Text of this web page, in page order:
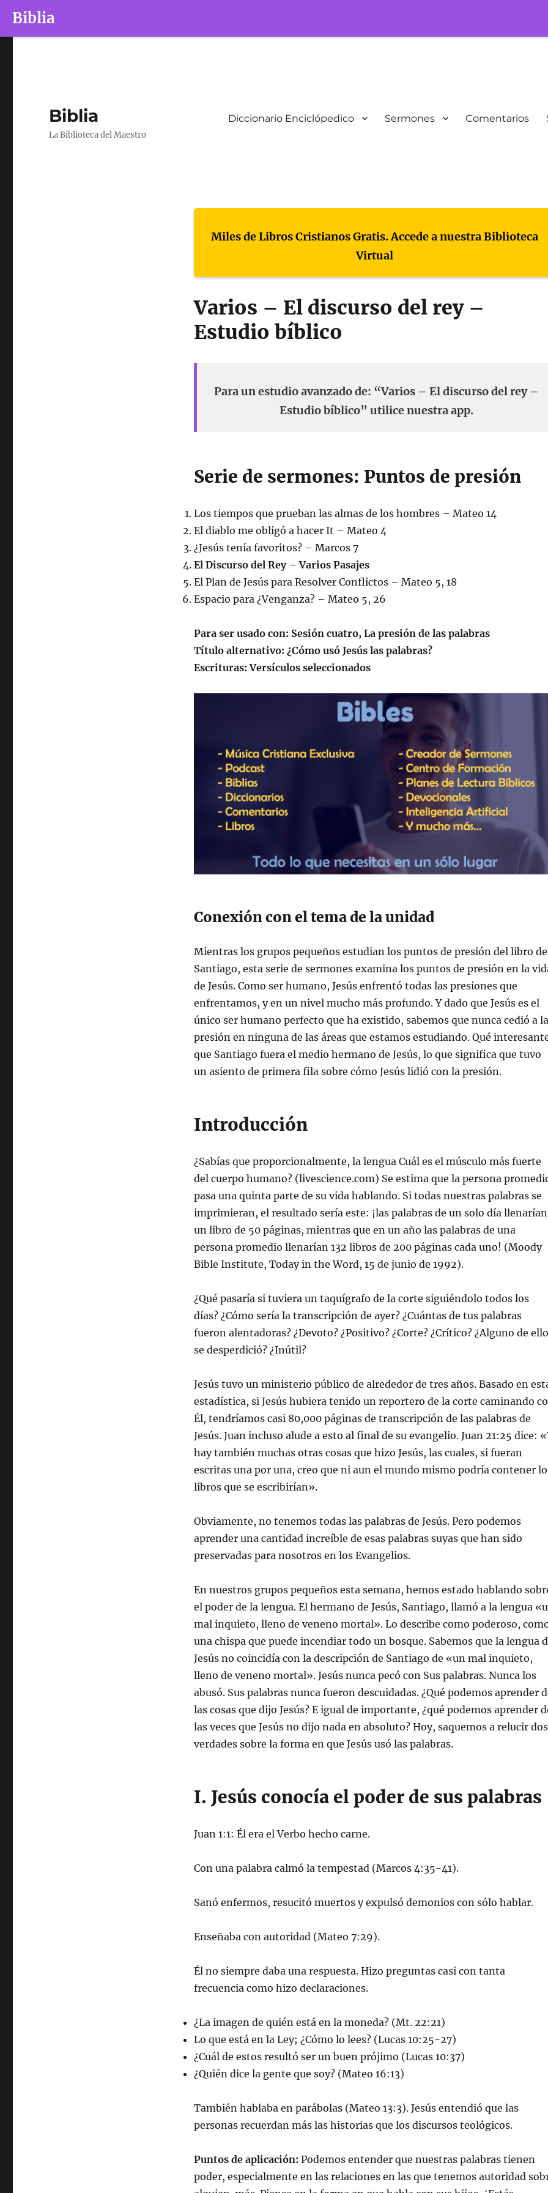
Biblia
Biblia
La Biblioteca del Maestro
Diccionario Enciclópedico Sermones Comentarios
Miles de Libros Cristianos Gratis. Accede a nuestra Biblioteca
Virtual
Varios – El discurso del rey –
Estudio bíblico
Para un estudio avanzado de: “Varios – El discurso del rey –
Estudio bíblico” utilice nuestra app.
Serie de sermones: Puntos de presión
Los tiempos que prueban las almas de los hombres – Mateo 14
El diablo me obligó a hacer It – Mateo 4
¿Jesús tenía favoritos? – Marcos 7
El Discurso del Rey – Varios Pasajes
El Plan de Jesús para Resolver Conflictos – Mateo 5, 18
Espacio para ¿Venganza? – Mateo 5, 26
Para ser usado con: Sesión cuatro, La presión de las palabras
Título alternativo: ¿Cómo usó Jesús las palabras?
Escrituras: Versículos seleccionados
Conexión con el tema de la unidad
Mientras los grupos pequeños estudian los puntos de presión del libro de
Santiago, esta serie de sermones examina los puntos de presión en la
de Jesús. Como ser humano, Jesús enfrentó todas las presiones que
enfrentamos, y en un nivel mucho más profundo. Y dado que Jesús es el
único ser humano perfecto que ha existido, sabemos que nunca cedió a la
presión en ninguna de las áreas que estamos estudiando. Qué
que Santiago fuera el medio hermano de Jesús, lo que significa que tuvo
un asiento de primera fila sobre cómo Jesús lidió con la presión.
Introducción
¿Sabías que proporcionalmente, la lengua Cuál es el músculo más fuerte
del cuerpo humano? (livescience.com) Se estima que la persona
pasa una quinta parte de su vida hablando. Si todas nuestras palabras se
imprimieran, el resultado sería este: ¡las palabras de un solo día llenarían
un libro de 50 páginas, mientras que en un año las palabras de una
persona promedio llenarían 132 libros de 200 páginas cada uno! (Moody
Bible Institute, Today in the Word, 15 de junio de 1992).
¿Qué pasaría si tuviera un taquígrafo de la corte siguiéndolo todos los
días? ¿Cómo sería la transcripción de ayer? ¿Cuántas de tus palabras
fueron alentadoras? ¿Devoto? ¿Positivo? ¿Corte? ¿Crítico? ¿Alguno de
se desperdició? ¿Inútil?
Jesús tuvo un ministerio público de alrededor de tres años. Basado en
estadística, si Jesús hubiera tenido un reportero de la corte caminando
Él, tendríamos casi 80,000 páginas de transcripción de las palabras de
Jesús. Juan incluso alude a esto al final de su evangelio. Juan 21:25 dice:
hay también muchas otras cosas que hizo Jesús, las cuales, si fueran
escritas una por una, creo que ni aun el mundo mismo podría contener
libros que se escribirían».
Obviamente, no tenemos todas las palabras de Jesús. Pero podemos
aprender una cantidad increíble de esas palabras suyas que han sido
preservadas para nosotros en los Evangelios.
En nuestros grupos pequeños esta semana, hemos estado hablando
el poder de la lengua. El hermano de Jesús, Santiago, llamó a la lengua
mal inquieto, lleno de veneno mortal». Lo describe como poderoso,
una chispa que puede incendiar todo un bosque. Sabemos que la lengua
Jesús no coincidía con la descripción de Santiago de «un mal inquieto,
lleno de veneno mortal». Jesús nunca pecó con Sus palabras. Nunca los
abusó. Sus palabras nunca fueron descuidadas. ¿Qué podemos aprender
las cosas que dijo Jesús? E igual de importante, ¿qué podemos aprender
las veces que Jesús no dijo nada en absoluto? Hoy, saquemos a relucir dos
verdades sobre la forma en que Jesús usó las palabras.
I. Jesús conocía el poder de sus palabras
Juan 1:1: Él era el Verbo hecho carne.
Con una palabra calmó la tempestad (Marcos 4:35-41).
Sanó enfermos, resucitó muertos y expulsó demonios con sólo hablar.
Enseñaba con autoridad (Mateo 7:29).
Él no siempre daba una respuesta. Hizo preguntas casi con tanta
frecuencia como hizo declaraciones.
¿La imagen de quién está en la moneda? (Mt. 22:21)
Lo que está en la Ley; ¿Cómo lo lees? (Lucas 10:25-27)
¿Cuál de estos resultó ser un buen prójimo (Lucas 10:37)
¿Quién dice la gente que soy? (Mateo 16:13)
También hablaba en parábolas (Mateo 13:3). Jesús entendió que las
personas recuerdan más las historias que los discursos teológicos.
Puntos de aplicación: Podemos entender que nuestras palabras tienen
poder, especialmente en las relaciones en las que tenemos autoridad